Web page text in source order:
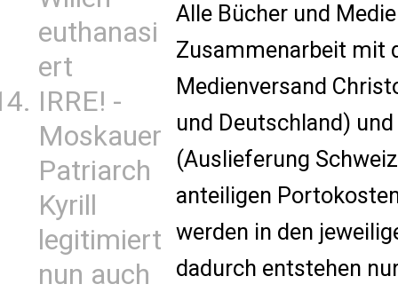
euthanasi
ert
IRRE! -
Moskauer
Patriarch
Kyrill
legitimiert
nun auch
Alle Bücher und
Zusammenarbeit mit
Medienversand
und Deutschland)
(Auslieferung
anteiligen
werden in den
dadurch entstehen